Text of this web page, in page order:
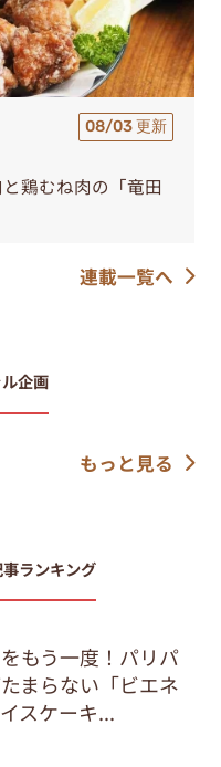
08/03 更新
鶏むね肉の「竜田
連載一覧へ
企画
もっと見る
事ランキング
もう一度！パリパ
まらない「ビエネ
スケーキ...